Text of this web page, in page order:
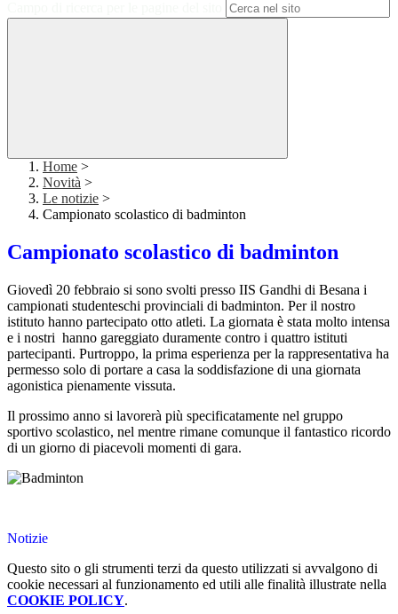
Home >
Novità >
Le notizie >
Campionato scolastico di badminton
Campionato scolastico di badminton
Giovedì 20 febbraio si sono svolti presso IIS Gandhi di Besana i
campionati studenteschi provinciali di badminton. Per il nostro
istituto hanno partecipato otto atleti. La giornata è stata molto intensa
e i nostri hanno gareggiato duramente contro i quattro istituti
partecipanti. Purtroppo, la prima esperienza per la rappresentativa ha
permesso solo di portare a casa la soddisfazione di una giornata
agonistica pienamente vissuta.
Il prossimo anno si lavorerà più specificatamente nel gruppo
sportivo scolastico, nel mentre rimane comunque il fantastico ricordo
di un giorno di piacevoli momenti di gara.
Notizie
Questo sito o gli strumenti terzi da questo utilizzati si avvalgono di
cookie necessari al funzionamento ed utili alle finalità illustrate nella
COOKIE POLICY.